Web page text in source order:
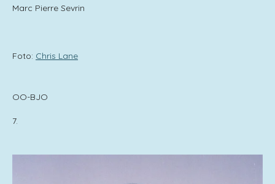
Marc Pierre Sevrin
Foto: Chris Lane
OO-BJO
7.